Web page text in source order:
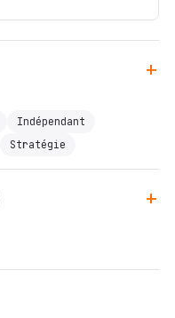
Indépendant
Stratégie